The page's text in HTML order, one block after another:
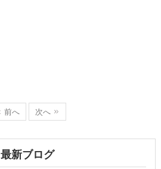
前へ 次へ
最新ブログ